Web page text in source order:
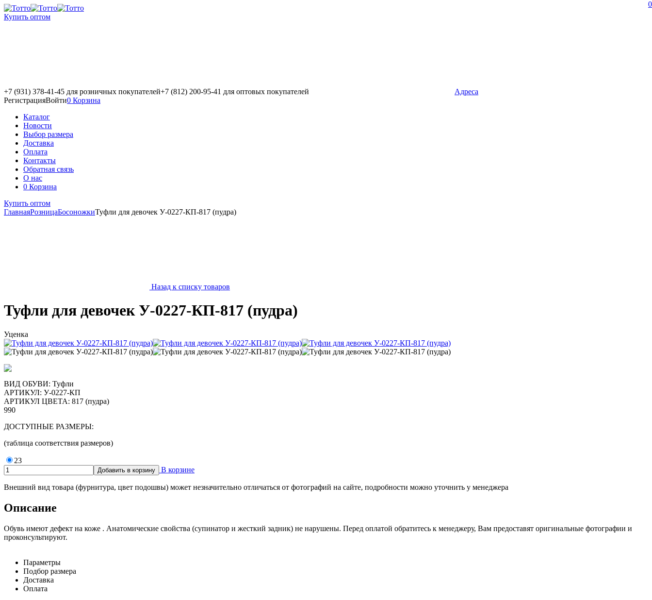
Купить оптом
+7 (931) 378-41-45 для розничных покупателей+7 (812) 200-95-41 для оптовых покупателей
Адреса
РегистрацияВойти0 Корзина
Каталог
Новости
Выбор размера
Доставка
Оплата
Контакты
Обратная связь
О нас
0 Корзина
0
Купить оптом
ГлавнаяРозницаБосоножкиТуфли для девочек У-0227-КП-817 (пудра)
Назад к списку товаров
Туфли для девочек У-0227-КП-817 (пудра)
Уценка
ВИД ОБУВИ: Туфли
АРТИКУЛ: У-0227-КП
АРТИКУЛ ЦВЕТА: 817 (пудра)
990
ДОСТУПНЫЕ РАЗМЕРЫ:
(таблица соответствия размеров)
23
В корзине
Внешний вид товара (фурнитура, цвет подошвы) может незначительно отличаться от фотографий на сайте, подробности можно уточнить у менеджера
Описание
Обувь имеют дефект на коже . Анатомические свойства (супинатор и жесткий задник) не нарушены. Перед оплатой обратитесь к менеджеру, Вам предоставят оригинальные фотографии и
проконсультируют.
Параметры
Подбор размера
Доставка
Оплата